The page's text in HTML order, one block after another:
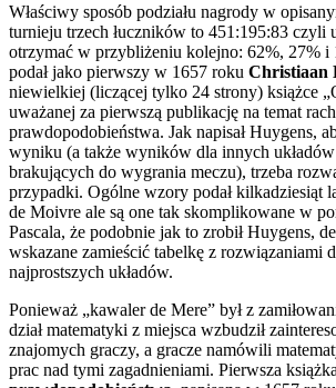
Właściwy sposób podziału nagrody w
turnieju trzech łuczników to 451:195:83 czyli
otrzymać w przybliżeniu kolejno: 62%, 27% i
podał jako pierwszy w 1657 roku Christiaan
niewielkiej (liczącej tylko 24 strony) książce
uważanej za pierwszą publikację na temat
prawdopodobieństwa. Jak napisał Huygens,
wyniku (a także wyników dla innych
brakujących do wygrania meczu), trzeba
przypadki. Ogólne wzory podał kilkadziesiąt
de Moivre ale są one tak skomplikowane w
Pascala, że podobnie jak to zrobił Huygens,
wskazane zamieścić tabelkę z rozwiązaniami
najprostszych układów.
Ponieważ „kawaler de Mere” był z
dział matematyki z miejsca wzbudził
znajomych graczy, a gracze namówili
prac nad tymi zagadnieniami. Pierwsza